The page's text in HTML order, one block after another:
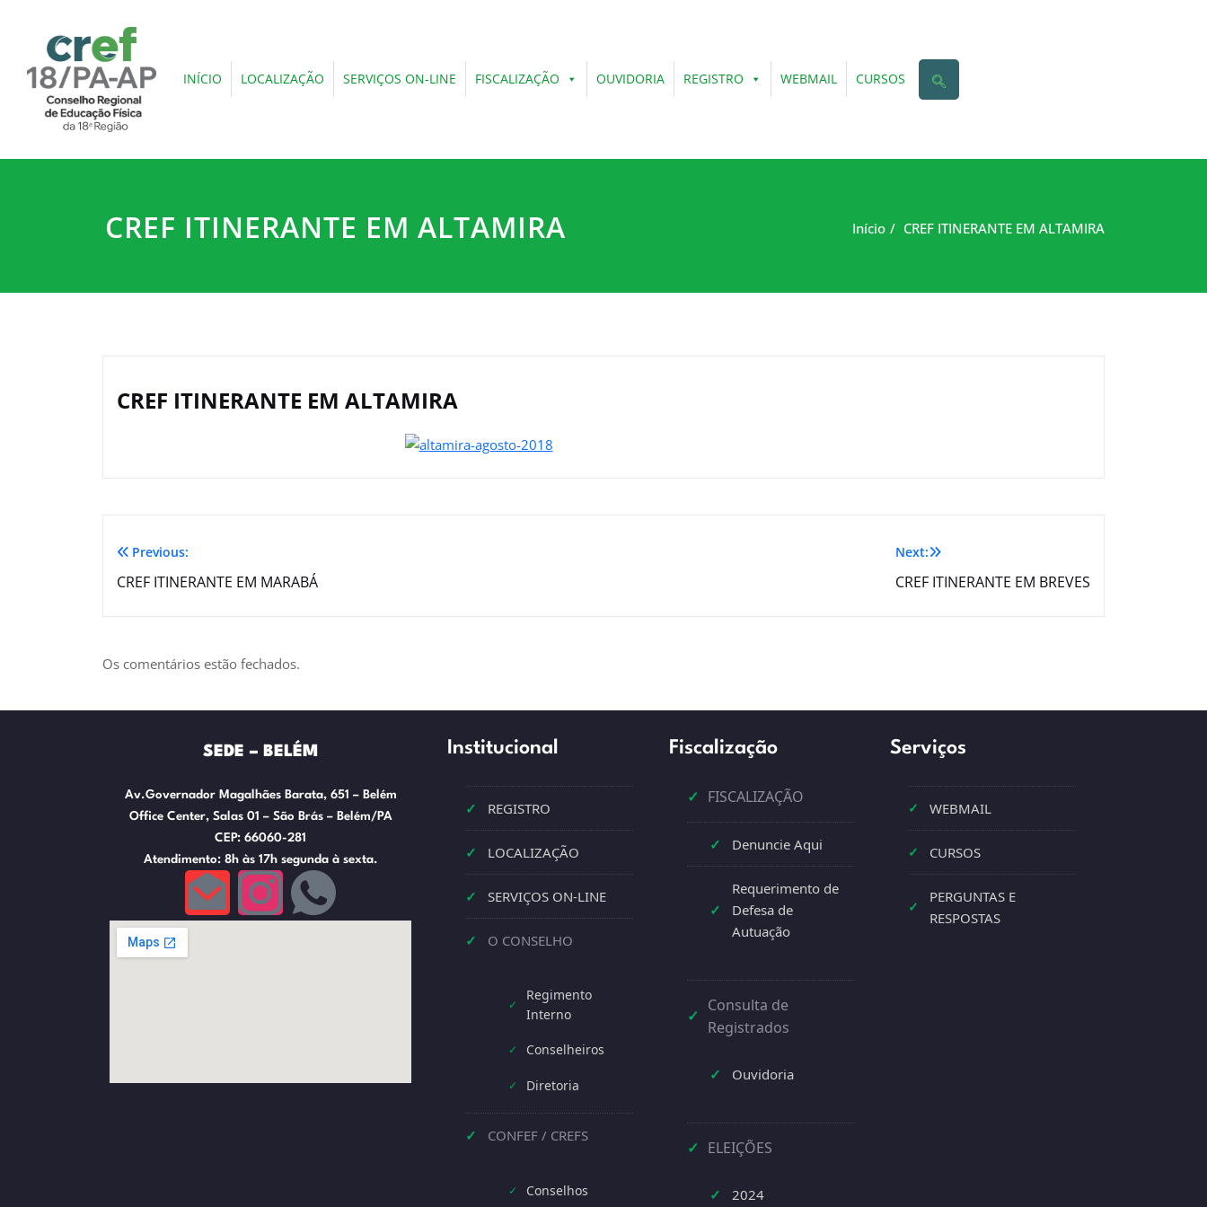
INÍCIO LOCALIZAÇÃO SERVIÇOS ON-LINE FISCALIZAÇÃO OUVIDORIA REGISTRO WEBMAIL CURSOS
CREF ITINERANTE EM ALTAMIRA Início CREF ITINERANTE EM ALTAMIRA
CREF ITINERANTE EM ALTAMIRA
Previous:
CREF ITINERANTE EM MARABÁ
Next:
CREF ITINERANTE EM BREVES
Os comentários estão fechados.
SEDE – BELÉM
Av.Governador Magalhães Barata, 651 – Belém
Office Center, Salas 01 – São Brás – Belém/PA
CEP: 66060-281
Atendimento: 8h às 17h segunda à sexta.
Institucional
✓ REGISTRO
✓ LOCALIZAÇÃO
✓ SERVIÇOS ON-LINE
✓ O CONSELHO
✓
Regimento
Interno
✓ Conselheiros
✓ Diretoria
✓ CONFEF / CREFS
✓ Conselhos
Fiscalização
✓ FISCALIZAÇÃO
✓ Denuncie Aqui
✓
Requerimento de
Defesa de
Autuação
✓
Consulta de
Registrados
✓ Ouvidoria
✓ ELEIÇÕES
✓ 2024
Serviços
✓ WEBMAIL
✓ CURSOS
✓
PERGUNTAS E
RESPOSTAS